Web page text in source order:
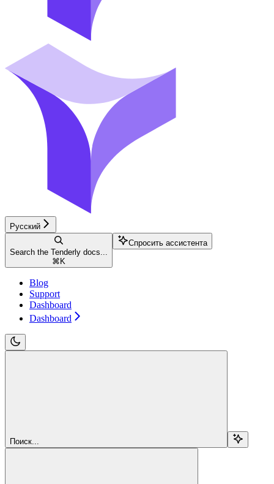
Русский
Search the Tenderly docs...
⌘ K
Спросить ассистента
Blog
Support
Dashboard
Dashboard
Поиск...